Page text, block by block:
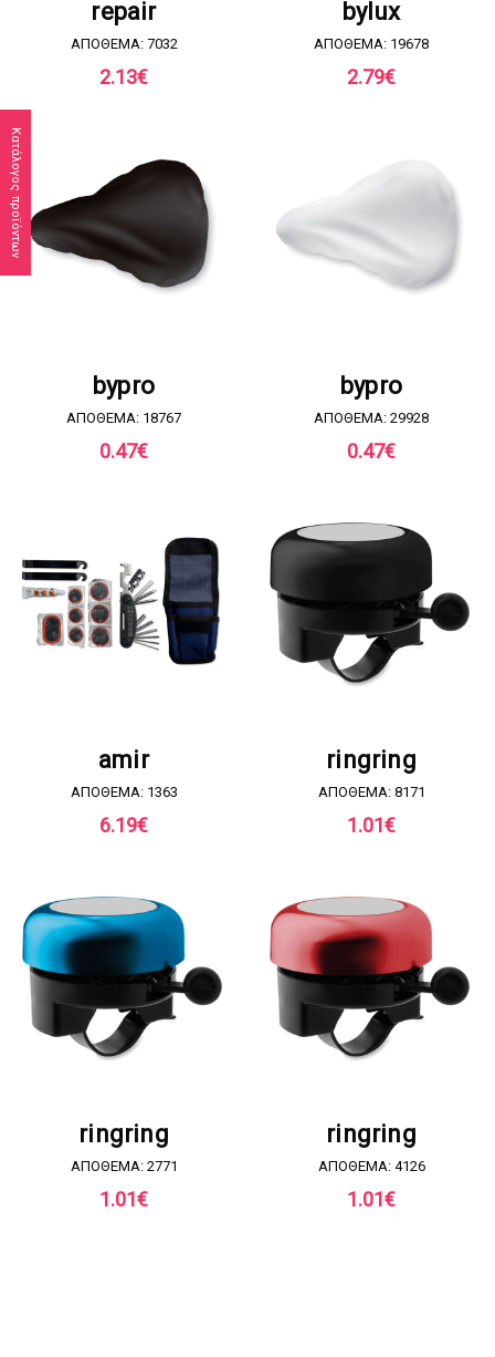
Κατάλογος προϊόντων
repair
ΑΠΟΘΕΜΑ: 7032
2.13€
bylux
ΑΠΟΘΕΜΑ: 19678
2.79€
bypro
ΑΠΟΘΕΜΑ: 18767
0.47€
bypro
ΑΠΟΘΕΜΑ: 29928
0.47€
amir
ΑΠΟΘΕΜΑ: 1363
6.19€
ringring
ΑΠΟΘΕΜΑ: 8171
1.01€
ringring
ΑΠΟΘΕΜΑ: 2771
1.01€
ringring
ΑΠΟΘΕΜΑ: 4126
1.01€